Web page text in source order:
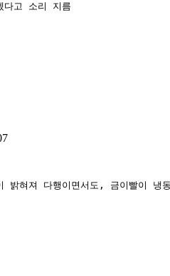
다고 소리 지름
밝혀져 다행이면서도, 금이빨이